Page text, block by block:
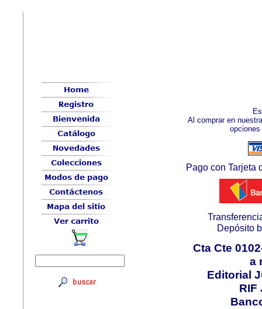
Al comprar en
Pago con Tarjeta
Depósito
Cta Cte
a
Editorial
RIF